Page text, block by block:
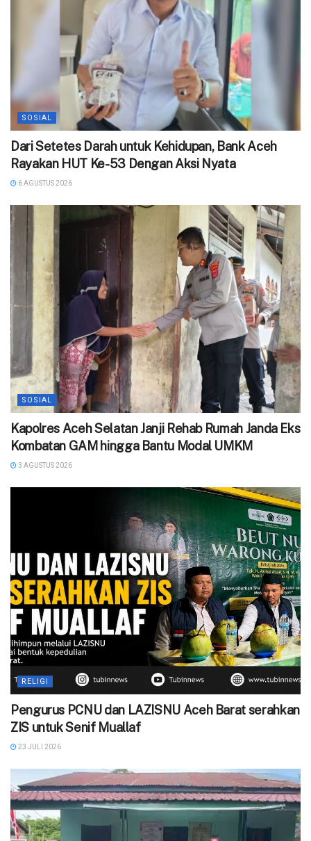
SOSIAL
Dari Setetes Darah untuk Kehidupan, Bank Aceh
Rayakan HUT Ke-53 Dengan Aksi Nyata
6 AGUSTUS 2026
SOSIAL
‎Kapolres Aceh Selatan Janji Rehab Rumah Janda Eks
Kombatan GAM hingga Bantu Modal UMKM ‎
3 AGUSTUS 2026
RELIGI
Pengurus PCNU dan LAZISNU Aceh Barat serahkan
ZIS untuk Senif Muallaf
23 JULI 2026